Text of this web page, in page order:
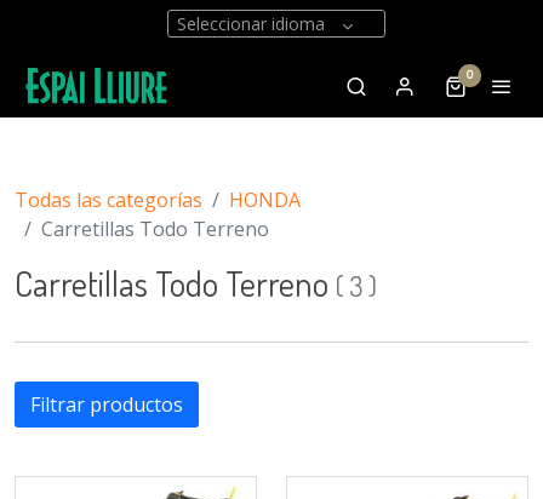
Seleccionar idioma
0
Todas las categorías
HONDA
Carretillas Todo Terreno
Carretillas Todo Terreno ( 3)
Filtrar productos